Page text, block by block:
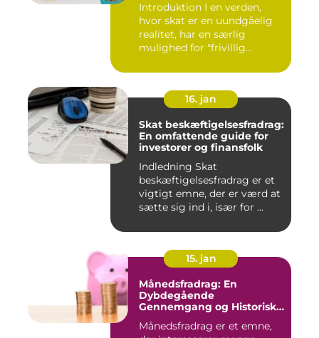
Introduktion I en verden,
hvor skat er en uundgåelig
realitet, har en særlig
mulighed for "frivillig...
16. jan
Skat beskæftigelsesfradrag:
En omfattende guide for
investorer og finansfolk
Indledning Skat
beskæftigelsesfradrag er et
vigtigt emne, der er værd at
sætte sig ind i, især for ...
15. jan
Månedsfradrag: En
Dybdegående
Gennemgang og Historisk
Månedsfradrag er et emne,